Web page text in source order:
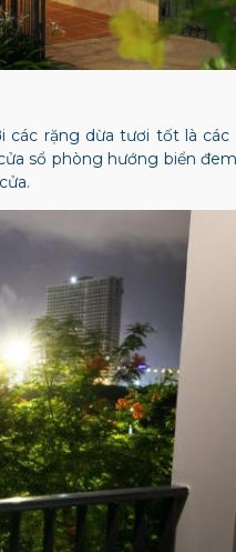
các rặng dừa tươi tốt là
sổ phòng hướng biển